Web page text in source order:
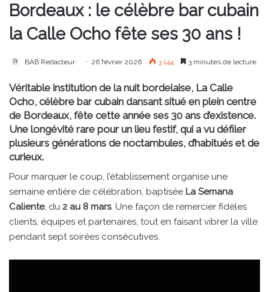
Bordeaux : le célèbre bar cubain
la Calle Ocho fête ses 30 ans !
BAB Redacteur 26 février 2026 3 144 3 minutes de lecture
Véritable institution de la nuit bordelaise, La Calle
Ocho, célèbre bar cubain dansant situé en plein centre
de Bordeaux, fête cette année ses 30 ans d’existence.
Une longévité rare pour un lieu festif, qui a vu défiler
plusieurs générations de noctambules, d’habitués et de
curieux.
Pour marquer le coup, l’établissement organise une
semaine entière de célébration, baptisée La Semana
Caliente, du 2 au 8 mars. Une façon de remercier fidèles
clients, équipes et partenaires, tout en faisant vibrer la ville
pendant sept soirées consécutives.